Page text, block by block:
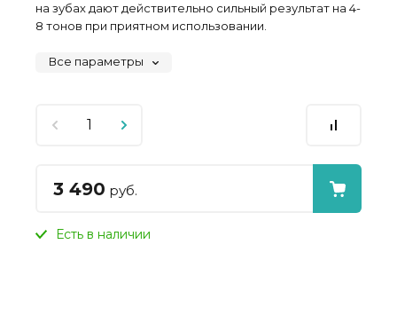
на зубах дают действительно сильный результат на 4-
8 тонов при приятном использовании.
Все параметры
3 490 руб.
Есть в наличии